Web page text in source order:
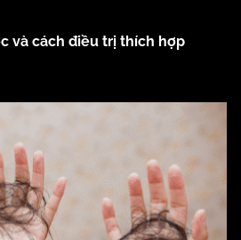
và cách điều trị thích hợp